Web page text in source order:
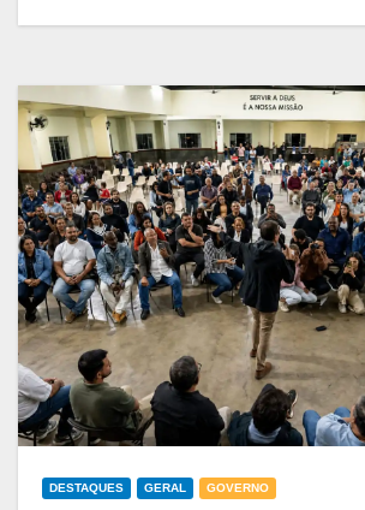
DESTAQUES GERAL GOVERNO